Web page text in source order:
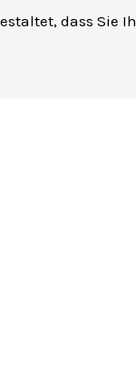
dass Sie